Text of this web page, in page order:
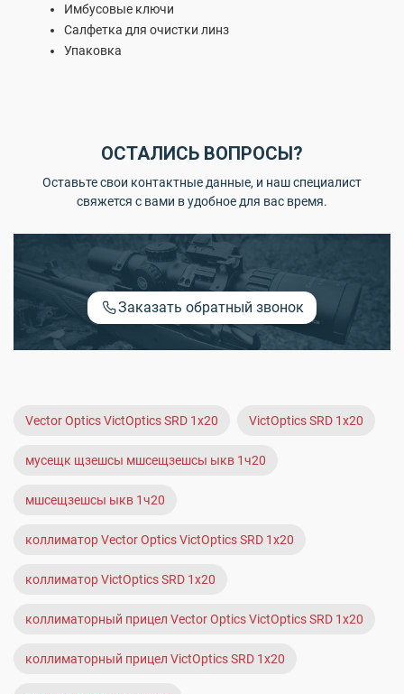
Имбусовые ключи
Салфетка для очистки линз
Упаковка
ОСТАЛИСЬ ВОПРОСЫ?
Оставьте свои контактные данные, и наш специалист
свяжется с вами в удобное для вас время.
Заказать обратный звонок
Vector Optics VictOptics SRD 1x20 VictOptics SRD 1x20
мусещк щзешсы мшсещзешсы ыкв 1ч20
мшсещзешсы ыкв 1ч20
коллиматор Vector Optics VictOptics SRD 1x20
коллиматор VictOptics SRD 1x20
коллиматорный прицел Vector Optics VictOptics SRD 1x20
коллиматорный прицел VictOptics SRD 1x20